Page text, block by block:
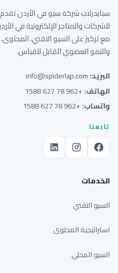
للشركات والمتاجر الإلكترونية في
مع تركيز على السيو التقني،
والنمو العضوي القابل للقياس.
البريد:info@spiderlap.com
الهاتف:+962 78 627 1588
واتساب:+962 78 627 1588
تابعنا
الخدمات
السيو التقني
استراتيجية المحتوى
السيو المحلي